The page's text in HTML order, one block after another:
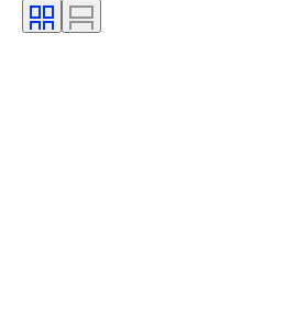
Alimentazione